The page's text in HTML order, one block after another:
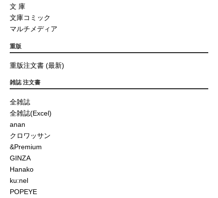
文 庫
文庫コミック
マルチメディア
重版
重版注文書 (最新)
雑誌 注文書
全雑誌
全雑誌(Excel)
anan
クロワッサン
&Premium
GINZA
Hanako
ku:nel
POPEYE